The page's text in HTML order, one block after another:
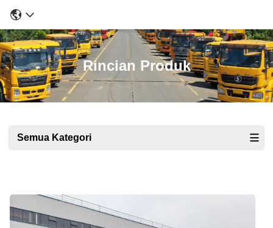
Rincian Produk
Semua Kategori